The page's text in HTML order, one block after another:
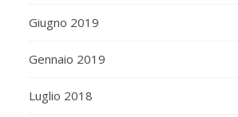
Giugno 2019
Gennaio 2019
Luglio 2018